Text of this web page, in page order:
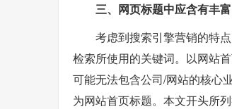
三、网页标题中应含有丰
考虑到搜索引擎营销的特
检索所使用的关键词。以网站
可能无法包含公司/网站的核心
为网站首页标题。本文开头所